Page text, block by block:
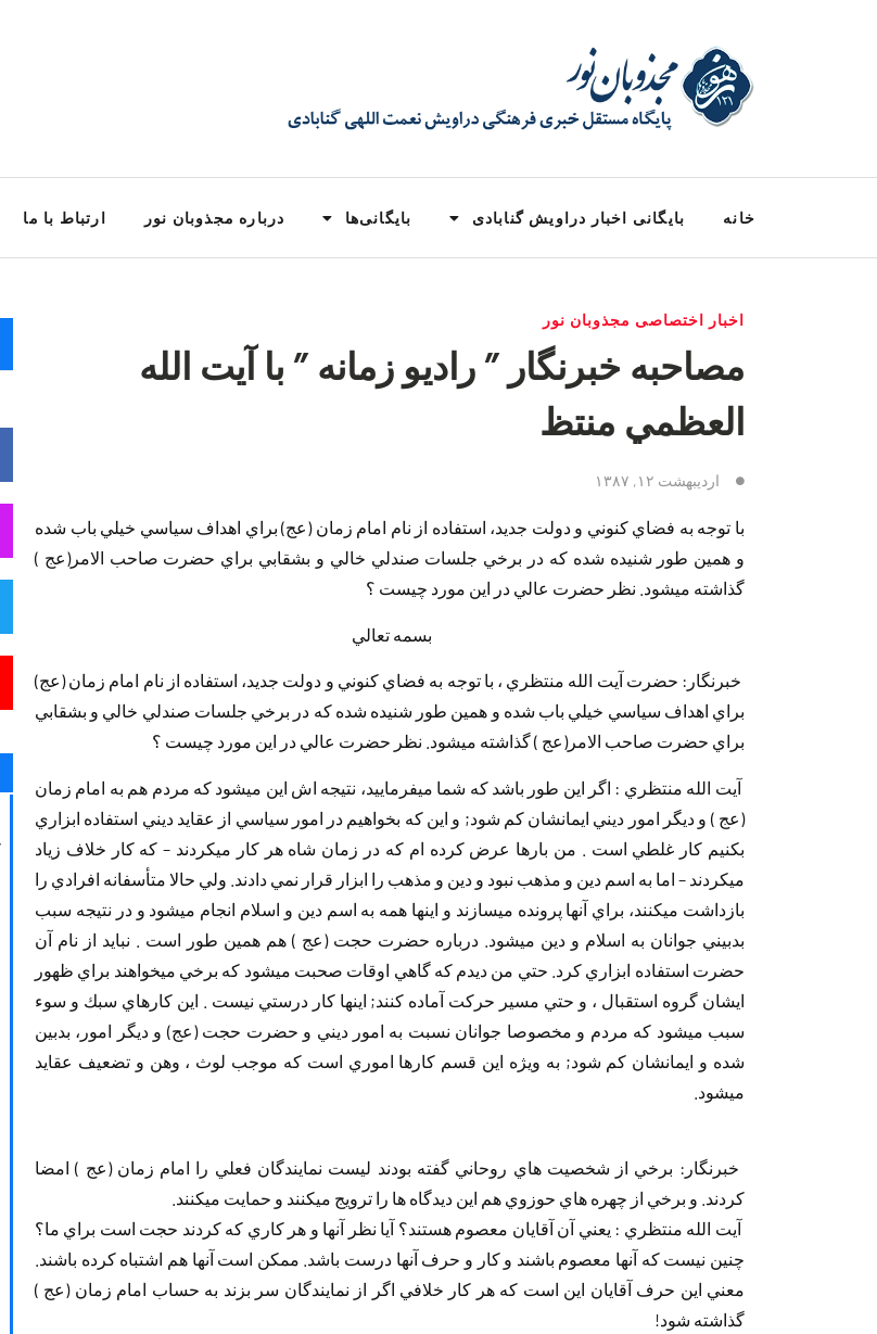
خانه بایگانی اخبار دراویش گنابادی بایگانی‌ها درباره مجذوبان نور ارتباط با ما
اخبار اختصاصی مجذوبان نور
‏مصاحبه خبرنگار ” راديو زمانه ” با آيت الله
العظمي منتظ
اردیبهشت ۱۲, ۱۳۸۷
با توجه به فضاي‏ ‏كنوني و دولت جديد، استفاده از نام امام زمان (عج) براي‏ ‏اهداف سياسي خيلي باب شده
و همين طور شنيده شده كه‏ ‏در برخي جلسات صندلي خالي و بشقابي براي حضرت‏ ‏صاحب الامر(عج )
گذاشته مي‎شود. نظر حضرت عالي در اين‏ ‏مورد چيست ؟
‏بسمه تعالي ‏
‏خبرنگار: حضرت آيت الله منتظري ، با توجه به فضاي‏ ‏كنوني و دولت جديد، استفاده از نام امام زمان (عج)
براي‏ ‏اهداف سياسي خيلي باب شده و همين طور شنيده شده كه‏ ‏در برخي جلسات صندلي خالي و بشقابي
براي حضرت‏ ‏صاحب الامر(عج ) گذاشته مي‎شود. نظر حضرت عالي در اين‏ ‏مورد چيست ؟
‏ ‏آيت الله منتظري : اگر اين طور باشد كه شما‏ ‏مي‎فرماييد، نتيجه اش اين مي‎شود كه مردم هم به امام‏ ‏زمان
(عج ) و ديگر امور ديني ايمانشان كم شود; و اين‏ ‏كه بخواهيم در امور سياسي از عقايد ديني استفاده‏ ‏ابزاري
بكنيم كار غلطي است . من بارها عرض كرده ام‏ ‏كه در زمان شاه هر كار مي‎كردند – كه كار خلاف زياد‏
‏مي‎كردند – اما به اسم دين و مذهب نبود و دين و‏ ‏مذهب را ابزار قرار نمي دادند. ولي حالا متأسفانه‏ ‏افرادي را
بازداشت مي‎كنند، براي آنها پرونده‏ ‏مي‎سازند و اينها همه به اسم دين و اسلام انجام‏ ‏مي‎شود و در نتيجه سبب
بدبيني جوانان به اسلام و‏ ‏دين مي‎شود. درباره حضرت حجت (عج ) هم‏ ‏همين طور است . نبايد از نام آن
حضرت استفاده‏ ‏ابزاري كرد. حتي من ديدم كه گاهي اوقات صحبت‏ ‏مي‎شود كه برخي مي‎خواهند براي ظهور
ايشان گروه‏ ‏استقبال ، و حتي مسير حركت آماده كنند; اينها كار‏ ‏درستي نيست . اين كارهاي سبك و سوء
سبب مي‎شود‏ ‏كه مردم و مخصوصا جوانان نسبت به امور ديني و‏ ‏حضرت حجت (عج) و ديگر امور، بدبين
شده و‏ ‏ايمانشان كم شود; به ويژه اين قسم كارها اموري است‏ ‏كه موجب لوث ، وهن و تضعيف عقايد
مي‎شود.
‏ ‏خبرنگار: برخي از شخصيت هاي روحاني گفته بودند‏ ‏ليست نمايندگان فعلي را امام زمان (عج ) امضا
كردند. و‏ ‏برخي از چهره هاي حوزوي هم اين ديدگاه ها را ترويج‏ ‏مي‎كنند و حمايت مي‎كنند.
‏ ‏آيت الله منتظري : يعني آن آقايان معصوم هستند؟‏ ‏آيا نظر آنها و هر كاري كه كردند حجت است براي ما؟‏
‏چنين نيست كه آنها معصوم باشند و كار و حرف آنها‏ ‏درست باشد. ممكن است آنها هم اشتباه كرده باشند.‏
‏معني اين حرف آقايان اين است كه هر كار خلافي اگر‏ ‏از نمايندگان سر بزند به حساب امام زمان (عج )‏
‏گذاشته شود!